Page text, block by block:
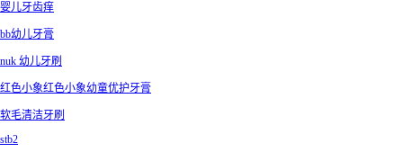
婴儿牙齿痒
bb幼儿牙膏
nuk 幼儿牙刷
红色小象红色小象幼童优护牙膏
软毛清洁牙刷
stb2